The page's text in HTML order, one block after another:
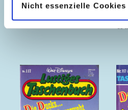
Nicht essenzielle Cookies
Klar Schiff!